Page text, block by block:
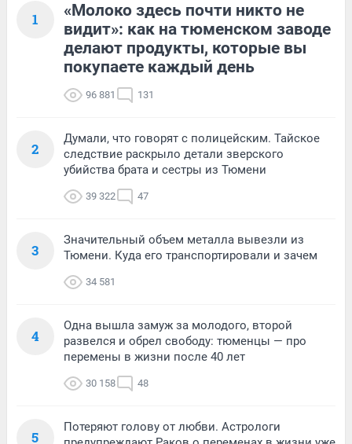
1
«Молоко здесь почти никто не
видит»: как на тюменском заводе
делают продукты, которые вы
покупаете каждый день
96 881 131
2
Думали, что говорят с полицейским. Тайское
следствие раскрыло детали зверского
убийства брата и сестры из Тюмени
39 322 47
3
Значительный объем металла вывезли из
Тюмени. Куда его транспортировали и зачем
34 581
4
Одна вышла замуж за молодого, второй
развелся и обрел свободу: тюменцы — про
перемены в жизни после 40 лет
30 158 48
5
Потеряют голову от любви. Астрологи